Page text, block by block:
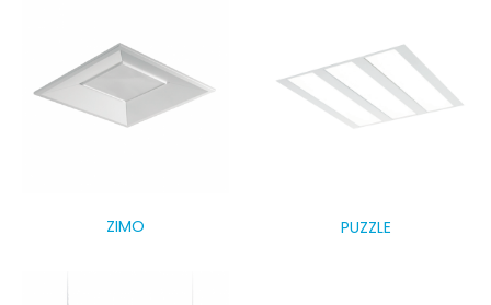
ZIMO PUZZLE